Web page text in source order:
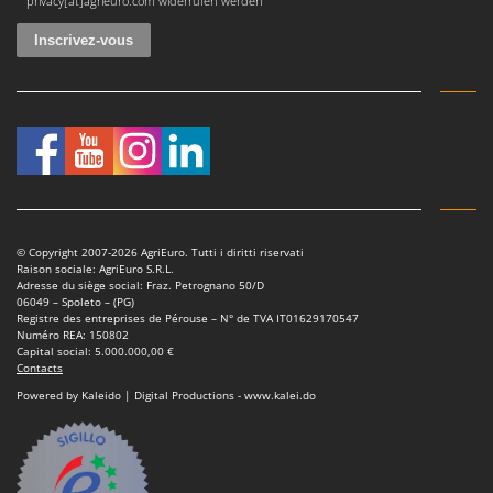
Oriental Koshin
Outdoorchef
P
Palumbo Pavi
Partisani
Paterlini
Pramac
Prismafood
R
R.G.V.
Rato
Reber
Redback
© Copyright 2007-2026 AgriEuro. Tutti i diritti riservati
Raison sociale: AgriEuro S.R.L.
Adresse du siège social: Fraz. Petrognano 50/D
06049 – Spoleto – (PG)
Registre des entreprises de Pérouse – N° de TVA IT01629170547
Numéro REA: 150802
Capital social: 5.000.000,00 €
Contacts
Powered by Kaleido | Digital Productions - www.kalei.do